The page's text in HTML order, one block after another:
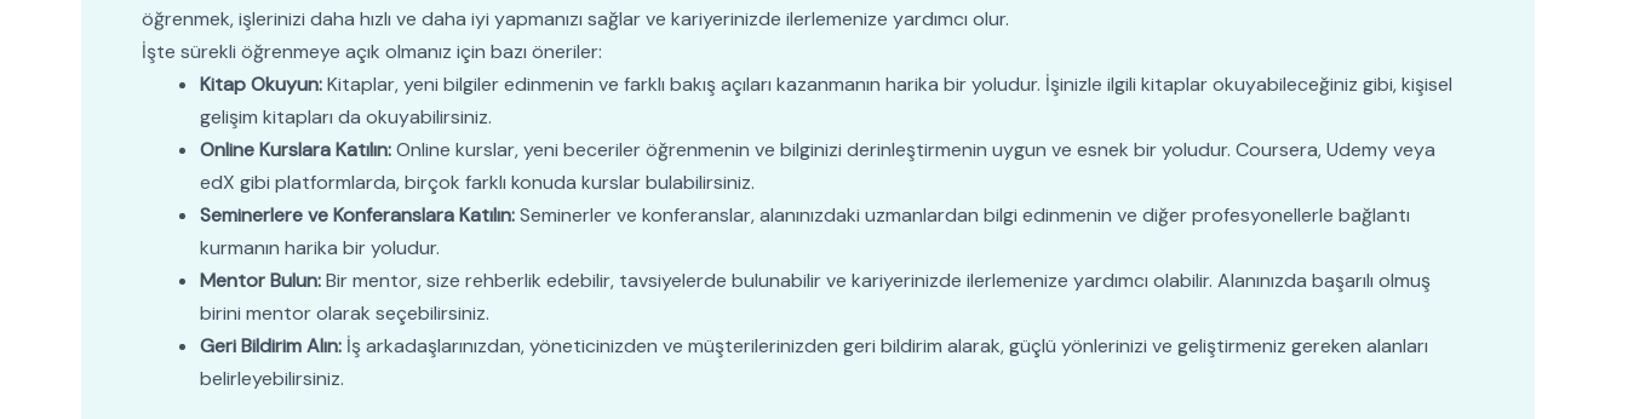
öğrenmek, işlerinizi daha hızlı ve daha iyi yapmanızı sağlar ve kariyerinizde ilerlemenize yardımcı olur.
İşte sürekli öğrenmeye açık olmanız için bazı öneriler:
Kitap Okuyun:Kitaplar, yeni bilgiler edinmenin ve farklı bakış açıları kazanmanın harika bir yoludur. İşinizle ilgili kitaplar okuyabileceğiniz gibi, kişisel
gelişim kitapları da okuyabilirsiniz.
Online Kurslara Katılın:Online kurslar, yeni beceriler öğrenmenin ve bilginizi derinleştirmenin uygun ve esnek bir yoludur. Coursera, Udemy veya
edX gibi platformlarda, birçok farklı konuda kurslar bulabilirsiniz.
Seminerlere ve Konferanslara Katılın:Seminerler ve konferanslar, alanınızdaki uzmanlardan bilgi edinmenin ve diğer profesyonellerle bağlantı
kurmanın harika bir yoludur.
Mentor Bulun:Bir mentor, size rehberlik edebilir, tavsiyelerde bulunabilir ve kariyerinizde ilerlemenize yardımcı olabilir. Alanınızda başarılı olmuş
birini mentor olarak seçebilirsiniz.
Geri Bildirim Alın: İş arkadaşlarınızdan, yöneticinizden ve müşterilerinizden geri bildirim alarak, güçlü yönlerinizi ve geliştirmeniz gereken alanları
belirleyebilirsiniz.